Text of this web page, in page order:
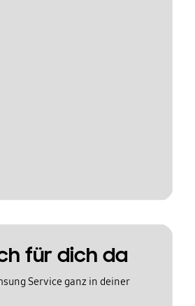
für dich da
Service ganz in deiner